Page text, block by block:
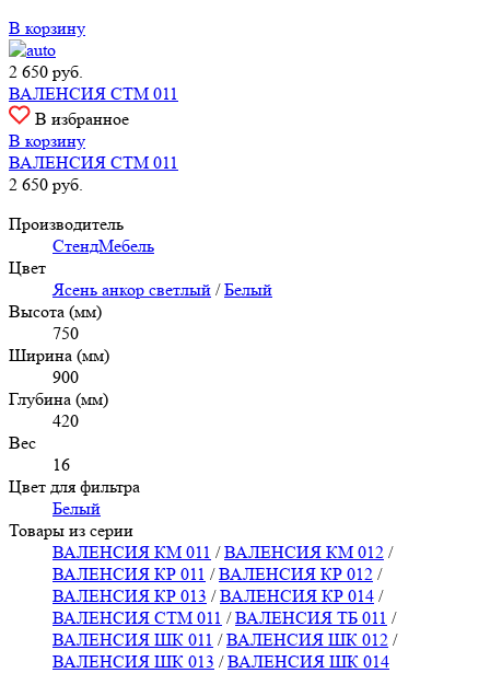
В корзину
2 650 руб.
ВАЛЕНСИЯ СТМ 011
В избранное
В корзину
ВАЛЕНСИЯ СТМ 011
2 650 руб.
Производитель
СтендМебель
Цвет
Ясень анкор светлый /Белый
Высота (мм)
750
Ширина (мм)
900
Глубина (мм)
420
Вес
16
Цвет для фильтра
Белый
Товары из серии
ВАЛЕНСИЯ КМ 011 /ВАЛЕНСИЯ КМ 012 /
ВАЛЕНСИЯ КР 011 /ВАЛЕНСИЯ КР 012 /
ВАЛЕНСИЯ КР 013 /ВАЛЕНСИЯ КР 014 /
ВАЛЕНСИЯ СТМ 011 /ВАЛЕНСИЯ ТБ 011 /
ВАЛЕНСИЯ ШК 011 /ВАЛЕНСИЯ ШК 012 /
ВАЛЕНСИЯ ШК 013 /ВАЛЕНСИЯ ШК 014